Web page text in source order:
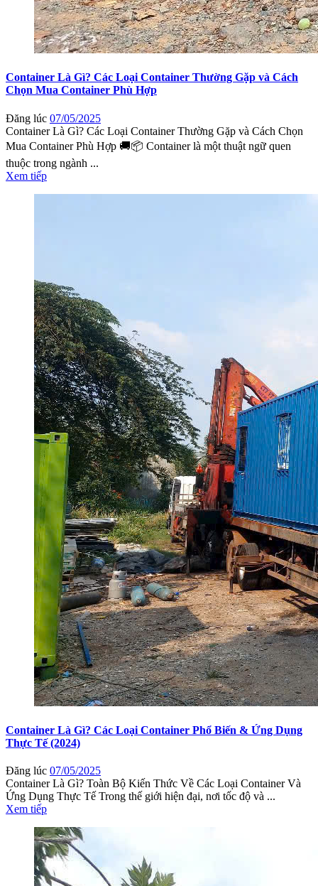
Container Là Gì? Các Loại Container Thường Gặp và Cách
Chọn Mua Container Phù Hợp
Đăng lúc 07/05/2025
Container Là Gì? Các Loại Container Thường Gặp và Cách Chọn
Mua Container Phù Hợp 🚚📦 Container là một thuật ngữ quen
thuộc trong ngành ...
Xem tiếp
Container Là Gì? Các Loại Container Phổ Biến & Ứng Dụng
Thực Tế (2024)
Đăng lúc 07/05/2025
Container Là Gì? Toàn Bộ Kiến Thức Về Các Loại Container Và
Ứng Dụng Thực Tế Trong thế giới hiện đại, nơi tốc độ và ...
Xem tiếp